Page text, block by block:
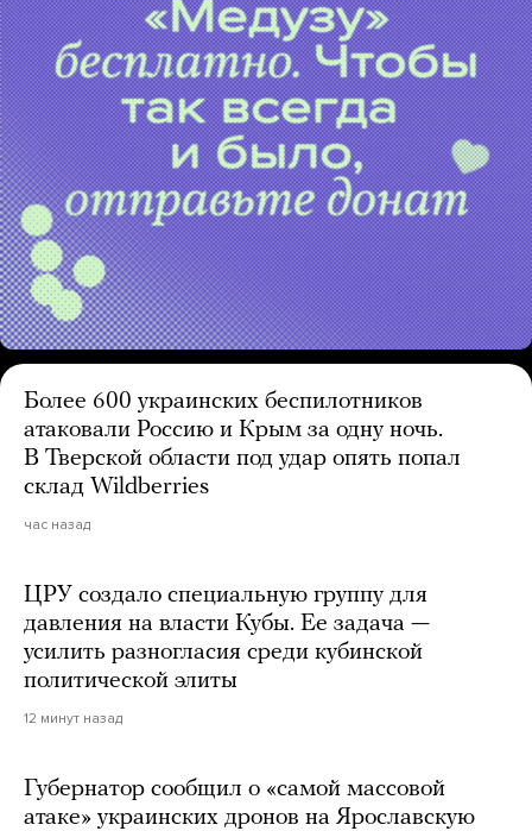
Более 600 украинских беспилотников
атаковали Россию и Крым за одну ночь.
В Тверской области под удар опять попал
склад Wildberries
час назад
ЦРУ создало специальную группу для
давления на власти Кубы. Ее задача —
усилить разногласия среди кубинской
политической элиты
12 минут назад
Губернатор сообщил о «самой массовой
атаке» украинских дронов на Ярославскую